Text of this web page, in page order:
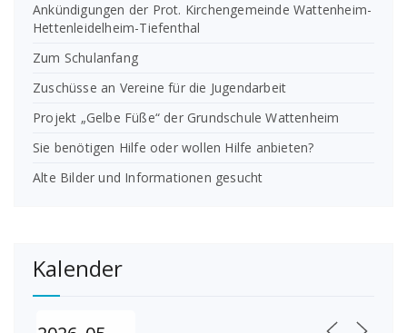
Ankündigungen der Prot. Kirchengemeinde Wattenheim-
Hettenleidelheim-Tiefenthal
Zum Schulanfang
Zuschüsse an Vereine für die Jugendarbeit
Projekt „Gelbe Füße“ der Grundschule Wattenheim
Sie benötigen Hilfe oder wollen Hilfe anbieten?
Alte Bilder und Informationen gesucht
Kalender